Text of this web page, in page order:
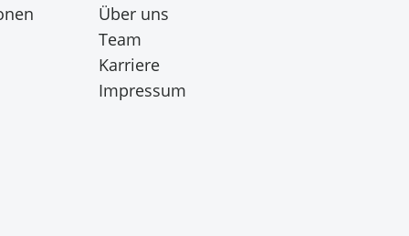
Über uns
Team
Karriere
Impressum